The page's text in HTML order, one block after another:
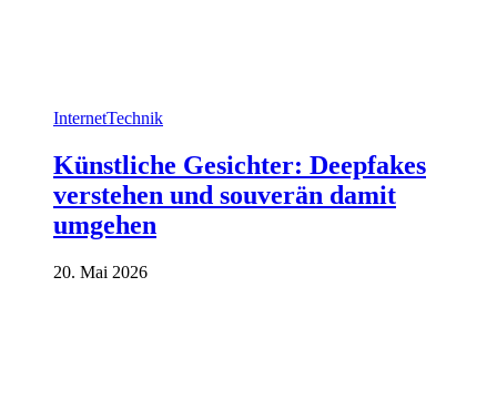
InternetTechnik
Künstliche Gesichter: Deepfakes
verstehen und souverän damit
umgehen
20. Mai 2026